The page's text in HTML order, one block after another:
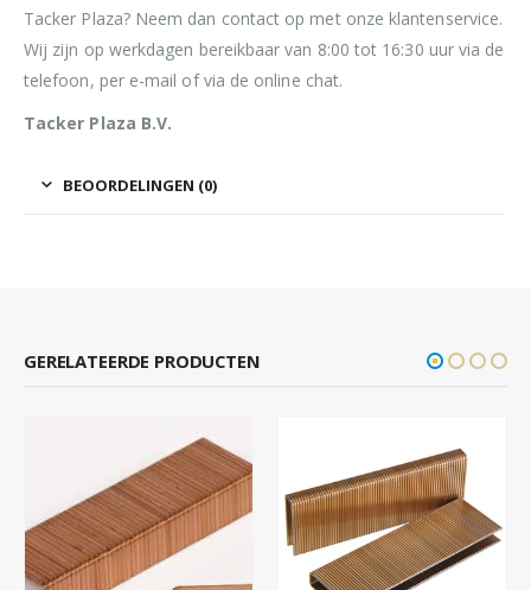
Tacker Plaza? Neem dan contact op met onze klantenservice.
Wij zijn op werkdagen bereikbaar van 8:00 tot 16:30 uur via de
telefoon, per e-mail of via de online chat.
Tacker Plaza B.V.
BEOORDELINGEN (0)
GERELATEERDE PRODUCTEN